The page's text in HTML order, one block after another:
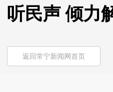
听民声 倾力
返回常宁新闻网首页